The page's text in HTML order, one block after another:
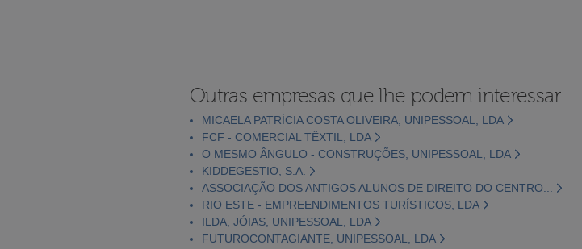
Outras empresas que lhe podem interessar
MICAELA PATRÍCIA COSTA OLIVEIRA, UNIPESSOAL, LDA
FCF - COMERCIAL TÊXTIL, LDA
O MESMO ÂNGULO - CONSTRUÇÕES, UNIPESSOAL, LDA
KIDDEGESTIO, S.A.
ASSOCIAÇÃO DOS ANTIGOS ALUNOS DE DIREITO DO CENTRO...
RIO ESTE - EMPREENDIMENTOS TURÍSTICOS, LDA
ILDA, JÓIAS, UNIPESSOAL, LDA
FUTUROCONTAGIANTE, UNIPESSOAL, LDA